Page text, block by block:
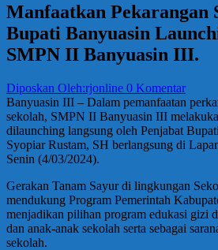
Manfaatkan Pekarangan
Bupati Banyuasin
SMPN II Banyuasin III.
Diposkan Oleh:rjonline 0 Komentar
Banyuasin III – Dalam pemanfaatan
sekolah, SMPN II Banyuasin III
dilaunching langsung oleh Penjabat
Syopiar Rustam, SH berlangsung di
Senin (4/03/2024).
Gerakan Tanam Sayur di lingkungan
mendukung Program Pemerintah
menjadikan pilihan program edukasi gizi
dan anak-anak sekolah serta sebagai
sekolah.